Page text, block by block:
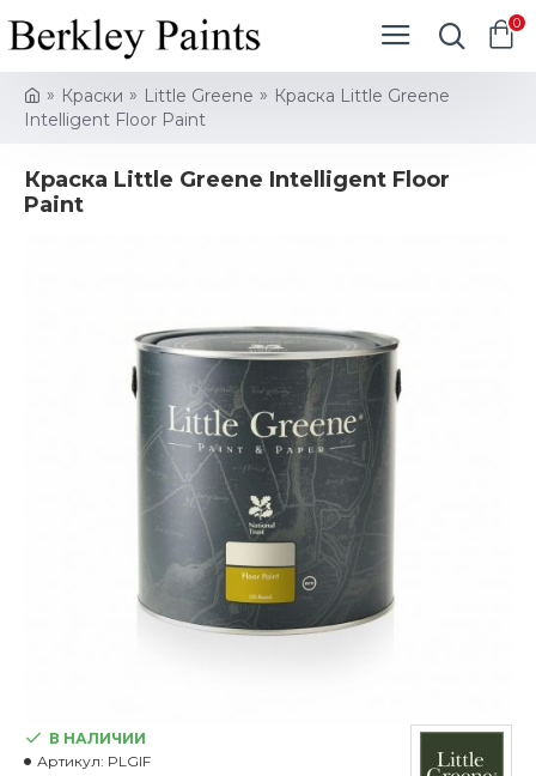
0
Краски Little Greene
Краска Little Greene
Intelligent Floor Paint
Краска Little Greene Intelligent Floor
Paint
В НАЛИЧИИ
Артикул: PLGIF